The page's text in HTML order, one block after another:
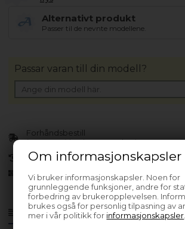
Om informasjonskapsler
Vi bruker informasjonskapsler. Noen for
grunnleggende funksjoner, andre for
forbedring av brukeropplevelsen.
brukes også for personlig tilpasning av
mer i vår politikk for informasjonskapsler
Alternativt produkt
Passer til de nevnte modellene.
Produktinfo Spørsmål om varen?
Forhåndsbestill
(Lev. 4-6 virkedager.Les her)
30 dagers returrett
Siden 2013
Passar varan till din modell?